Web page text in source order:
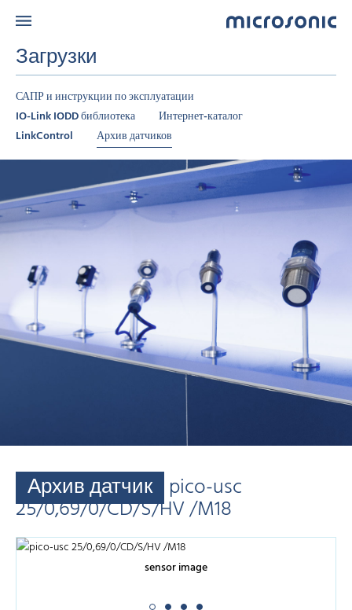
Загрузки
САПР и инструкции по эксплуатации
IO-Link IODD библиотека
Интернет-каталог
LinkControl
Архив датчиков
Архив датчик pico-usc
25/0,69/0/CD/S/HV /M18
sensor image